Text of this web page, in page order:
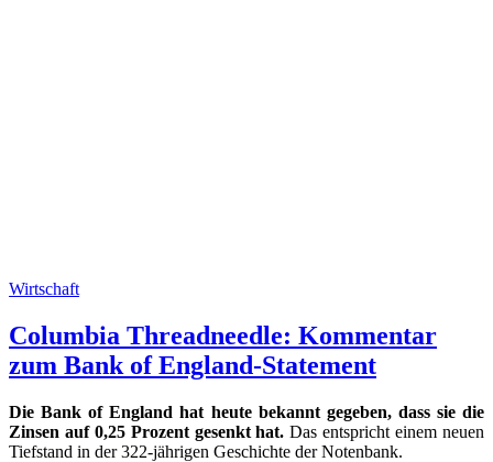
Wirtschaft
Columbia Threadneedle: Kommentar
zum Bank of England-Statement
Die Bank of England hat heute bekannt gegeben, dass sie die
Zinsen auf 0,25 Prozent gesenkt hat. Das entspricht einem neuen
Tiefstand in der 322-jährigen Geschichte der Notenbank.